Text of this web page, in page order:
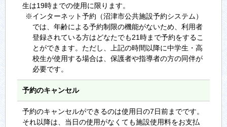
生は19時までの使用に限ります。
※インターネット予約（沼津市公共施設予約システム）
では、年齢による予約制限の機能がないため、利用者
登録されている方はどなたでも21時まで予約をするこ
とができます。ただし、上記の時間以降に中学生・高
校生が使用する場合は、保護者や指導者の方の同伴が
必要です。
予約のキャンセル
予約のキャンセルができるのは使用日の7日前までです。
それ以降は、当日の使用がなくても施設使用料をお支払